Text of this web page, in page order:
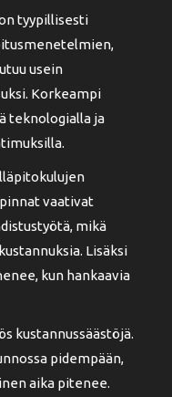
tyypillisesti
usein
Korkeampi
teknologialla ja
vaativat
mikä
Lisäksi
kun hankaavia
kustannussäästöjä.
pidempään,
aika pitenee.